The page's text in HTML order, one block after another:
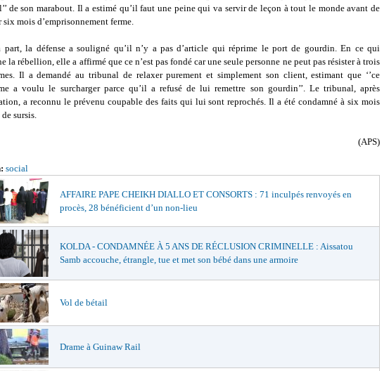
de son marabout. Il a estimé qu’il faut une peine qui va servir de leçon à tout le monde avant de
six mois d’emprisonnement ferme.
part, la défense a souligné qu’il n’y a pas d’article qui réprime le port de gourdin. En ce qui
la rébellion, elle a affirmé que ce n’est pas fondé car une seule personne ne peut pas résister à trois
Il a demandé au tribunal de relaxer purement et simplement son client, estimant que ‘’ce
a voulu le surcharger parce qu’il a refusé de lui remettre son gourdin’’. Le tribunal, après
a reconnu le prévenu coupable des faits qui lui sont reprochés. Il a été condamné à six mois
sursis.
(APS)
social
AFFAIRE PAPE CHEIKH DIALLO ET CONSORTS : 71 inculpés renvoyés en
procès, 28 bénéficient d’un non-lieu
KOLDA - CONDAMNÉE À 5 ANS DE RÉCLUSION CRIMINELLE : Aissatou
Samb accouche, étrangle, tue et met son bébé dans une armoire
Vol de bétail
Drame à Guinaw Rail